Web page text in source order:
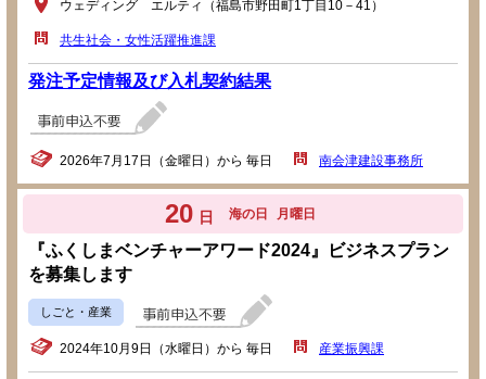
ウェディング エルティ（福島市野田町1丁目10－41）
共生社会・女性活躍推進課
発注予定情報及び入札契約結果
2026年7月17日（金曜日）から 毎日 南会津建設事務所
20 日 海の日 月曜日
『ふくしまベンチャーアワード2024』ビジネスプラン
を募集します
しごと・産業
2024年10月9日（水曜日）から 毎日 産業振興課